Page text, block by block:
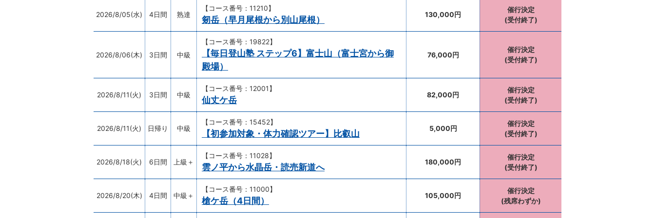
2026/8/05(水) 4日間 熟達
【コース番号：11210】
剱岳（早月尾根から別山尾根）
130,000円
催行決定
(受付終了)
2026/8/06(木) 3日間 中級
【コース番号：19822】
【毎日登山塾 ステップ6】富士山（富士宮から御
殿場）
76,000円
催行決定
(受付終了)
2026/8/11(火) 3日間 中級
【コース番号：12001】
仙丈ケ岳
82,000円
催行決定
(受付終了)
2026/8/11(火) 日帰り 中級
【コース番号：15452】
【初参加対象・体力確認ツアー】比叡山
5,000円
催行決定
(受付終了)
2026/8/18(火) 6日間 上級＋
【コース番号：11028】
雲ノ平から水晶岳・読売新道へ
180,000円
催行決定
(受付終了)
2026/8/20(木) 4日間 中級＋
【コース番号：11000】
槍ケ岳（4日間）
105,000円
催行決定
(残席わずか)